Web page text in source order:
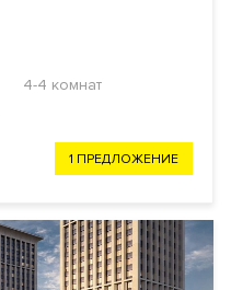
4-4 комнат
1 ПРЕДЛОЖЕНИЕ